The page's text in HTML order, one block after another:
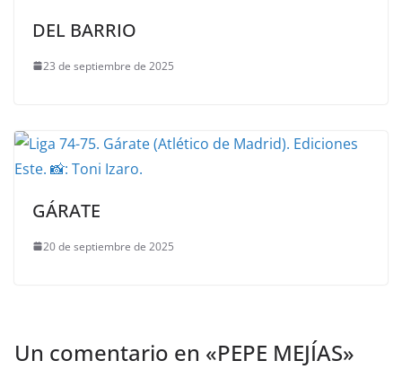
DEL BARRIO
23 de septiembre de 2025
GÁRATE
20 de septiembre de 2025
Un comentario en «PEPE MEJÍAS»